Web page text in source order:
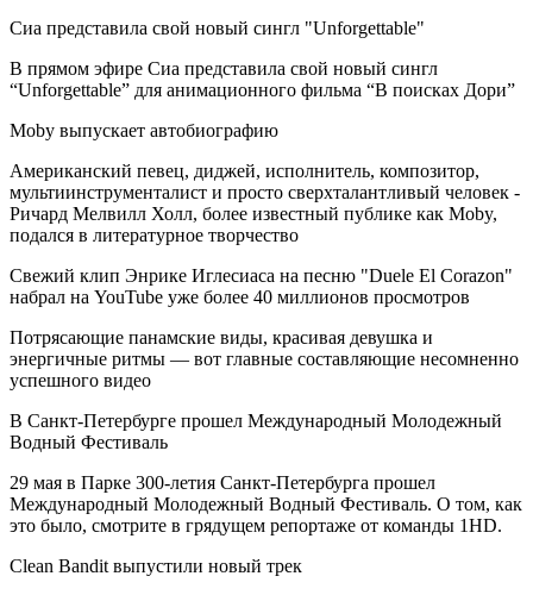
Сиа представила свой новый сингл "Unforgettable"
В прямом эфире Сиа представила свой новый сингл
“Unforgettable” для анимационного фильма “В поисках Дори”
Moby выпускает автобиографию
Американский певец, диджей, исполнитель, композитор,
мультиинструменталист и просто сверхталантливый человек -
Ричард Мелвилл Холл, более известный публике как Moby,
подался в литературное творчество
Свежий клип Энрике Иглесиаса на песню "Duele El Corazon"
набрал на YouTube уже более 40 миллионов просмотров
Потрясающие панамские виды, красивая девушка и
энергичные ритмы — вот главные составляющие несомненно
успешного видео
В Санкт-Петербурге прошел Международный Молодежный
Водный Фестиваль
29 мая в Парке 300-летия Санкт-Петербурга прошел
Международный Молодежный Водный Фестиваль. О том, как
это было, смотрите в грядущем репортаже от команды 1HD.
Clean Bandit выпустили новый трек